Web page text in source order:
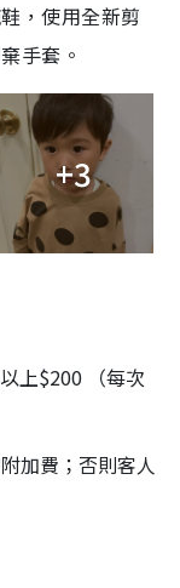
，使用全新剪
手套。
+3
上$200 （每次
加費；否則客人